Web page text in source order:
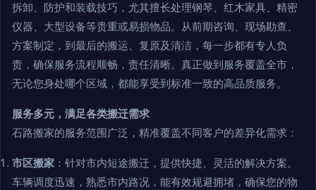
拆卸、防护和装载技巧，尤其擅长处理钢琴、红木家具、精密
仪器、大型设备等贵重或易损物品。从前期咨询、现场勘查、
方案制定，到最后的搬运、复原及清洁，每一步都有专人负
责，确保服务流程顺畅，责任清晰。真正做到服务覆盖全市，
无论您身处哪个区域，都能享受到标准一致的高品质服务。
服务多元，满足各类搬迁需求
石路搬家的服务范围广泛，精准覆盖不同客户的差异化需求：
市区搬家 ：针对市内短途搬迁，提供快捷、灵活的解决方案。
车辆调度迅速，熟悉市内路况，能有效规避拥堵，确保您的物